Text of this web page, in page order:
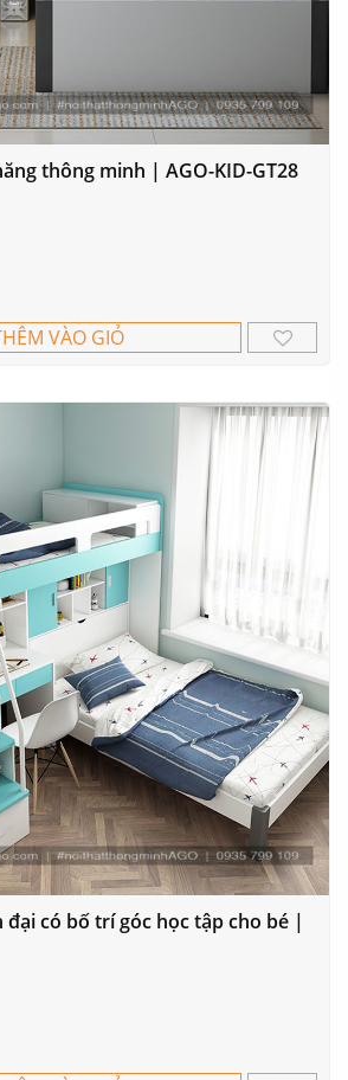
thông minh | AGO-KID-GT28
VÀO GIỎ
đại có bố trí góc học tập cho bé |